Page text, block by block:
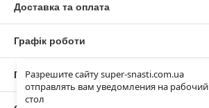
Разрешите сайту super-snasti.com.ua
отправлять вам уведомления на рабочий
стол
Доставка та оплата
Графік роботи
Повна версія сайту